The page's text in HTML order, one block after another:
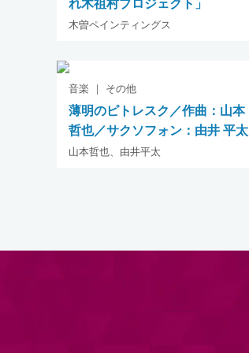
れ木祖村プロジェクト」
木曽ペインティングス
音楽 ｜ その他
薄明のピトレスク／作曲：山本
哲也／サクソフォン：由井 平太
山本哲也、由井平太